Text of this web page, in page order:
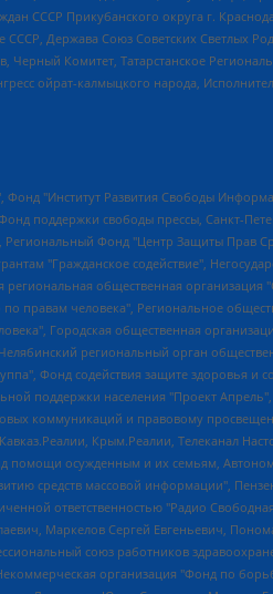
СССР Прикубанского округа г.
Держава Союз Советских Светлых
Комитет, Татарстанское
ойрат-калмыцкого народа,
ЛГБТ-инициативная группа "Выход", Инициативная группа ЛГБТ+ "Реверс", Алексеев Андрей Викторович, Бекбулатова Таисия Львовна, Беляев Иван Михайлович, Владыкина Елена Сергеевна, Гельман Марат Александрович, Никульшина Вероника Юрьевна, Толоконникова Надежда Андреевна, Шендерович Виктор Анатольевич, Общество с ограниченной ответственностью "Данное сообщение", Общество с ограниченной ответственностью Издательский дом "Новая глава", Айнбиндер Александра Александровна, Московский комьюнити-центр для ЛГБТ+инициатив, Благотворительный фонд развития филантропии, Deutsche Welle (Германия, Kurt-Schumacher-Strasse 3, 53113 Bonn), Борзунова Мария Михайловна, Воробьев Виктор Викторович, Голубева Анна Львовна, Константинова Алла Михайловна, Малкова Ирина Владимировна, Мурадов Мурад Абдулгалимович, Осетинская Елизавета Николаевна, Понасенков Евгений Николаевич, Ганапольский Матвей Юрьевич, Киселев Евгений Алексеевич, Борухович Ирина Григорьевна, Дремин Иван Тимофеевич, Дубровский Дмитрий Викторович, Красноярская региональная общественная организация поддержки и развития альтернативных образовательных технологий и межкультурных коммуникаций "ИНТЕРРА", Маяковская Екатерина Алексеевна, Фейгин Марк Захарович, Филимонов Андрей Викторович, Дзугкоева Регина Николаевна, Доброхотов Роман Александрович, Дудь Юрий Александрович, Елкин Сергей Владимирович, Кругликов Кирилл Игоревич, Сабунаева Мария Леонидовна, Семенов Алексей Владимирович, Шаинян Карен Багратович, Шульман Екатерина Михайловна, Асафьев Артур Валерьевич, Вахштайн Виктор Семенович, Венедиктов Алексей Алексеевич, Лушникова Екатерина Евгеньевна, Волков Леонид Михайлович, Невзоров Александр Глебович, Пархоменко Сергей Борисович, Сироткин Ярослав Николаевич, Кара-Мурза Владимир Владимирович, Баранова Наталья Владимировна, Гозман Леонид Яковлевич, Кагарлицкий